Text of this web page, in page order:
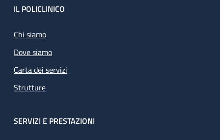
Footer
IL POLICLINICO
Chi siamo
Dove siamo
Carta dei servizi
Strutture
SERVIZI E PRESTAZIONI